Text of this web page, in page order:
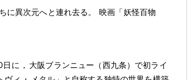
に異次元へと連れ去る 。
映画「妖怪百物
日に ， 大阪ブランニュー（西九条）で初ライ